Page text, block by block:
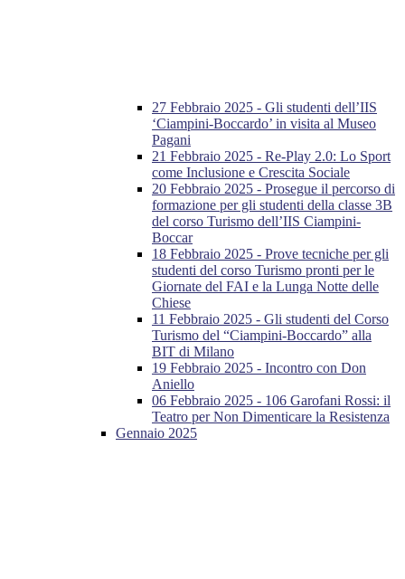
27 Febbraio 2025 - Gli studenti dell’IIS
‘Ciampini-Boccardo’ in visita al Museo
Pagani
21 Febbraio 2025 - Re-Play 2.0: Lo Sport
come Inclusione e Crescita Sociale
20 Febbraio 2025 - Prosegue il percorso di
formazione per gli studenti della classe 3B
del corso Turismo dell’IIS Ciampini-
Boccar
18 Febbraio 2025 - Prove tecniche per gli
studenti del corso Turismo pronti per le
Giornate del FAI e la Lunga Notte delle
Chiese
11 Febbraio 2025 - Gli studenti del Corso
Turismo del “Ciampini-Boccardo” alla
BIT di Milano
19 Febbraio 2025 - Incontro con Don
Aniello
06 Febbraio 2025 - 106 Garofani Rossi: il
Teatro per Non Dimenticare la Resistenza
Gennaio 2025